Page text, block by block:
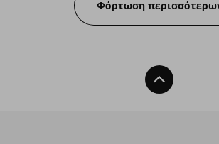
Φόρτωση
Back To Top